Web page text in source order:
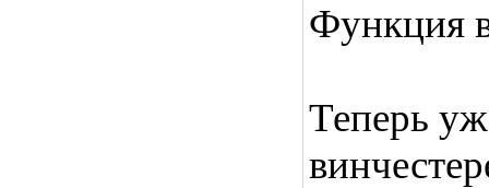
Функция
Теперь